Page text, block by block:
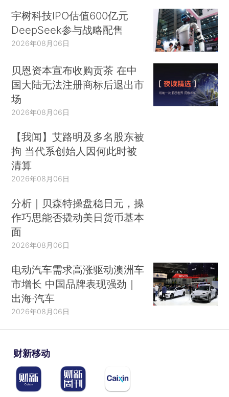
宇树科技IPO估值600亿元
DeepSeek参与战略配售
2026年08月06日
贝恩资本宣布收购贡茶 在中
国大陆无法注册商标后退出市
场
2026年08月06日
【我闻】艾路明及多名股东被
拘 当代系创始人因何此时被
清算
2026年08月06日
分析｜贝森特操盘稳日元，操
作巧思能否撬动美日货币基本
面
2026年08月06日
电动汽车需求高涨驱动澳洲车
市增长 中国品牌表现强劲｜
出海·汽车
2026年08月06日
财新移动